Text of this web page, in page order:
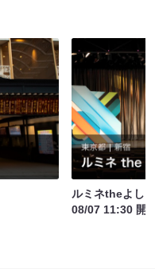
ルミネtheよし
08/07 11:30 開